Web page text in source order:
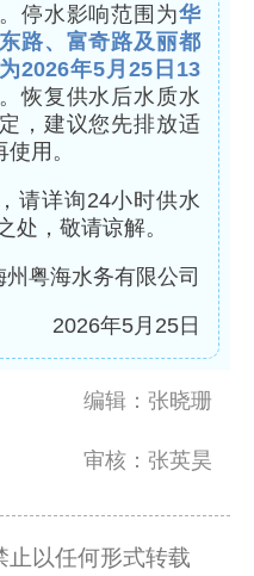
停水影响范围为华
路、富奇路及丽都
2026年5月25日13
恢复供水后水质水
，建议您先排放适
用。
请详询24小时供水
处，敬请谅解。
州粤海水务有限公司
2026年5月25日
编辑：张晓珊
审核：张英昊
止以任何形式转载